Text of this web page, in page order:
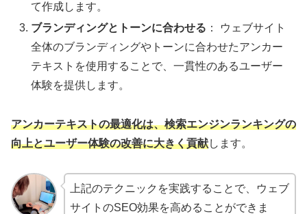
て作成します。
ブランディングとトーンに合わせる ： ウェブサイト
全体のブランディングやトーンに合わせたアンカー
テキストを使用することで、一貫性のあるユーザー
体験を提供します。
アンカーテキストの最適化は、検索エンジンランキングの
向上とユーザー体験の改善に大きく貢献します。
上記のテクニックを実践することで、ウェブ
サイトのSEO効果を高めることができま